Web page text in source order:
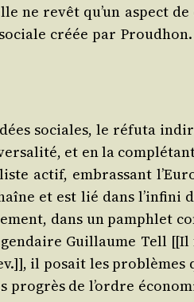
revêt qu’un aspect
créée par
sociales, le réfu­ta
et en la
actif, embras­sant
et est lié dans l’in­fi­ni
dans un pam­phlet
Guillaume Tell
il posait les pro­blèmes
de l’ordre